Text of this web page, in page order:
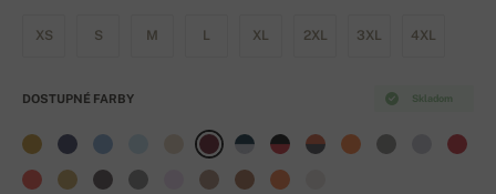
XS S M L XL 2XL 3XL 4XL
Skladom
DOSTUPNÉ FARBY